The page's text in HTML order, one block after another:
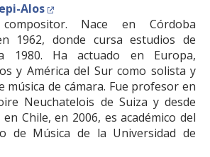
Alos
Nace en Córdoba
1962, donde cursa estudios de
1980. Ha actuado en Europa,
y América del Sur como solista y
música de cámara. Fue profesor en
Neuchatelois de Suiza y desde
Chile, en 2006, es académico del
de Música de la Universidad de